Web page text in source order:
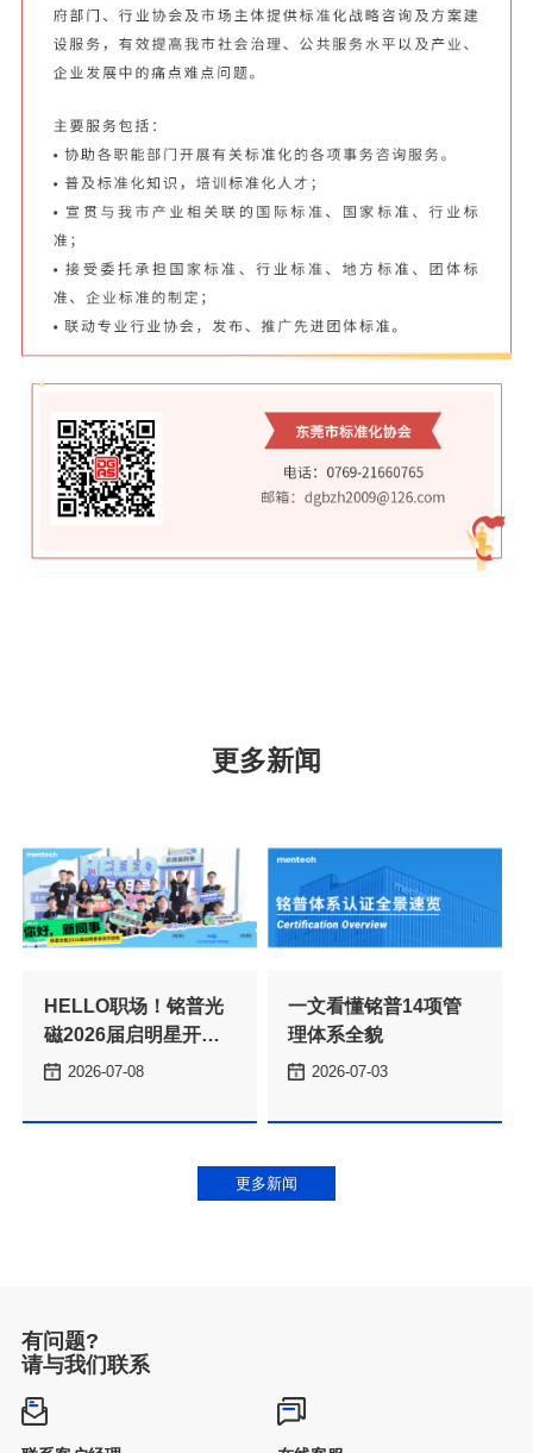
更多新闻
2026-07-08
理体系全貌
2026-07-03
更多新闻
有问题?
请与我们联系